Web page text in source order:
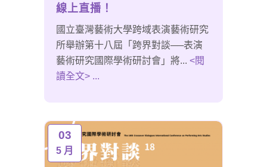
線上直播！
國立臺灣藝術大學跨域表演藝術研究
所舉辦第十八屆「跨界對談──表演
藝術研究國際學術研討會」將... <閱
讀全文> ...
03
5 月